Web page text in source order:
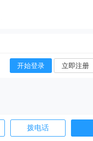
拨电话
开始登录 立即注册